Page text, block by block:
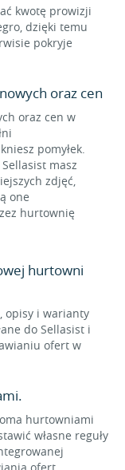
kwotę prowizji
dzięki temu
pokryje
oraz cen
oraz cen w
pomyłek.
masz
zdjęć,
one
hurtownię
hurtowni
opisy i warianty
do Sellasist i
ofert w
hurtowniami
własne reguły